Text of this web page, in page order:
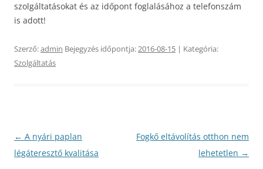
szolgáltatásokat és az időpont foglalásához a telefonszám
is adott!
Szerző:admin Bejegyzés időpontja:2016-08-15 | Kategória:
Szolgáltatás
Bejegyzés
navigáció
← A nyári paplan
légáteresztő kvalitása
Fogkő eltávolítás otthon nem
lehetetlen →